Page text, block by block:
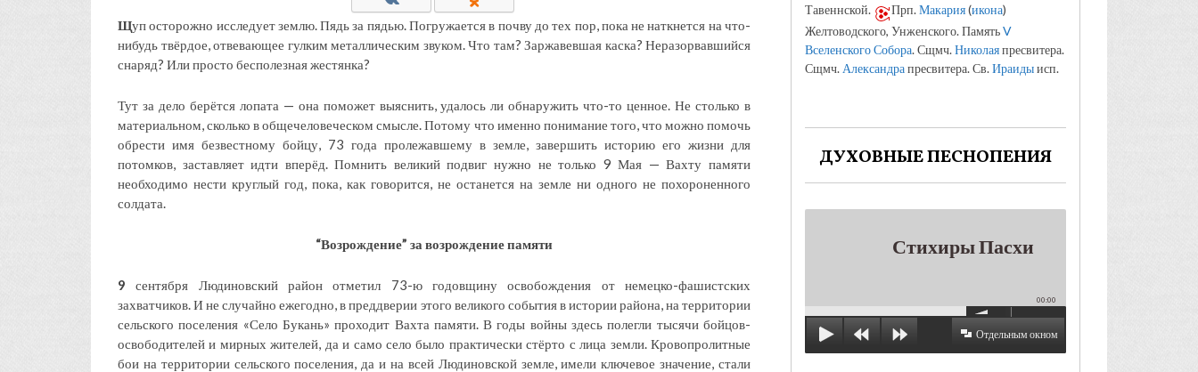
Щуп осторожно исследует землю. Пядь за пядью. Погружается в почву до тех пор, пока не наткнется на что-
нибудь твёрдое, отвевающее гулким металлическим звуком. Что там? Заржавевшая каска? Неразорвавшийся
снаряд? Или просто бесполезная жестянка?
Тут за дело берётся лопата — она поможет выяснить, удалось ли обнаружить что-то ценное. Не столько в
материальном, сколько в общечеловеческом смысле. Потому что именно понимание того, что можно помочь
обрести имя безвестному бойцу, 73 года пролежавшему в земле, завершить историю его жизни для
потомков, заставляет идти вперёд. Помнить великий подвиг нужно не только 9 Мая — Вахту памяти
необходимо нести круглый год, пока, как говорится, не останется на земле ни одного не похороненного
солдата.
“Возрождение” за возрождение памяти
9 сентября Людиновский район отметил 73-ю годовщину освобождения от немецко-фашистских
захватчиков. И не случайно ежегодно, в преддверии этого великого события в истории района, на территории
сельского поселения «Село Букань» проходит Вахта памяти. В годы войны здесь полегли тысячи бойцов-
освободителей и мирных жителей, да и само село было практически стёрто с лица земли. Кровопролитные
бои на территории сельского поселения, да и на всей Людиновской земле, имели ключевое значение, стали
Тавеннской.
Прп.Макария(икона)
Желтоводского, Унженского. ПамятьV
Вселенского Собора. Сщмч.Николаяпресвитера.
Сщмч. Александрапресвитера. Св.Ираидыисп.
ДУХОВНЫЕ ПЕСНОПЕНИЯ
Стихиры Пасхи
00:00
Отдельным окном